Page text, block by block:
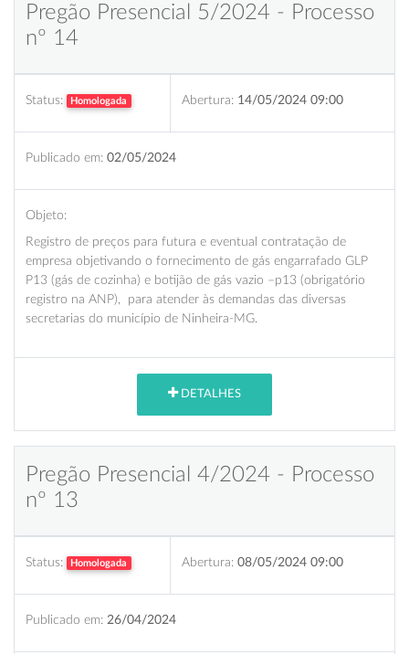
Pregão Presencial 5/2024 - Processo
nº 14
Status: Homologada Abertura: 14/05/2024 09:00
Publicado em: 02/05/2024
Objeto:
Registro de preços para futura e eventual contratação de
empresa objetivando o fornecimento de gás engarrafado GLP
P13 (gás de cozinha) e botijão de gás vazio –p13 (obrigatório
registro na ANP), para atender às demandas das diversas
secretarias do município de Ninheira-MG.
DETALHES
Pregão Presencial 4/2024 - Processo
nº 13
Status: Homologada Abertura: 08/05/2024 09:00
Publicado em: 26/04/2024